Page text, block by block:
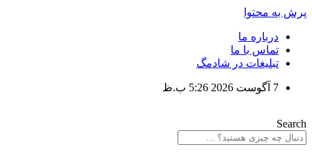
پرش به محتوا
درباره ما
تماس با ما
تبلیغات در شادمگ
7 آگوست 2026 5:26 ب.ظ
Search